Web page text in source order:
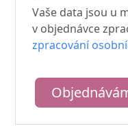
Vaše data jsou u
v objednávce
zpracování